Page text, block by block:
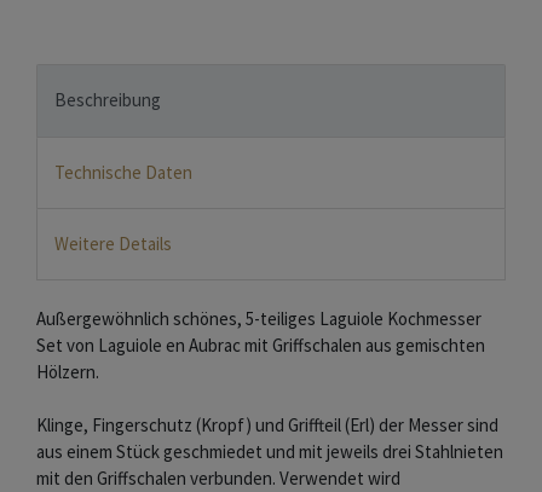
Beschreibung
Technische Daten
Weitere Details
Außergewöhnlich schönes, 5-teiliges Laguiole Kochmesser
Set von Laguiole en Aubrac mit Griffschalen aus gemischten
Hölzern.
Klinge, Fingerschutz (Kropf) und Griffteil (Erl) der Messer sind
aus einem Stück geschmiedet und mit jeweils drei Stahlnieten
mit den Griffschalen verbunden. Verwendet wird